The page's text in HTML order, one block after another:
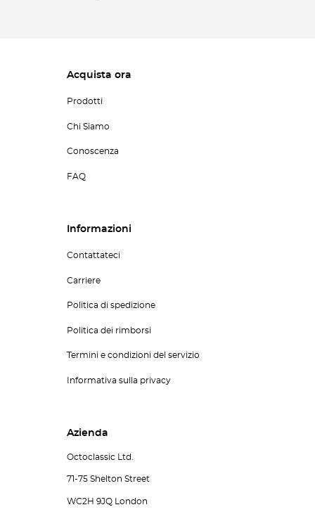
Acquista ora
Prodotti
Chi Siamo
Conoscenza
FAQ
Informazioni
Contattateci
Carriere
Politica di spedizione
Politica dei rimborsi
Termini e condizioni del servizio
Informativa sulla privacy
Azienda
Octoclassic Ltd.
71-75 Shelton Street
WC2H 9JQ London